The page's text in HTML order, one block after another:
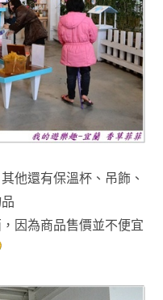
他還有保溫杯 、吊飾 、
， 因為商品售價並不便宜